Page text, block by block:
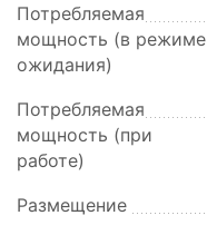
Потребляемая
мощность (в режиме
ожидания)
Потребляемая
мощность (при
работе)
Размещение